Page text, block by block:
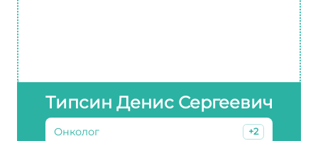
Типсин Денис Сергеевич
Онколог +2